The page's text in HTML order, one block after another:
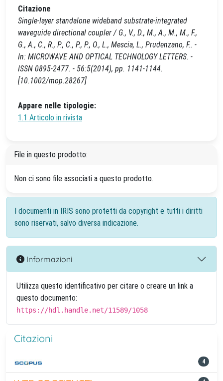
Citazione
Single-layer standalone wideband substrate-integrated
waveguide directional coupler / G., V., D., M., A., M., M., F.,
G., A., C., R., P., C., P., P., O., L., Mescia, L., Prudenzano, F.. -
In: MICROWAVE AND OPTICAL TECHNOLOGY LETTERS. -
ISSN 0895-2477. - 56:5(2014), pp. 1141-1144.
[10.1002/mop.28267]
Appare nelle tipologie:
1.1 Articolo in rivista
File in questo prodotto:
Non ci sono file associati a questo prodotto.
I documenti in IRIS sono protetti da copyright e tutti i diritti
sono riservati, salvo diversa indicazione.
Informazioni
Utilizza questo identificativo per citare o creare un link a
questo documento:
https://hdl.handle.net/11589/1058
Citazioni
4